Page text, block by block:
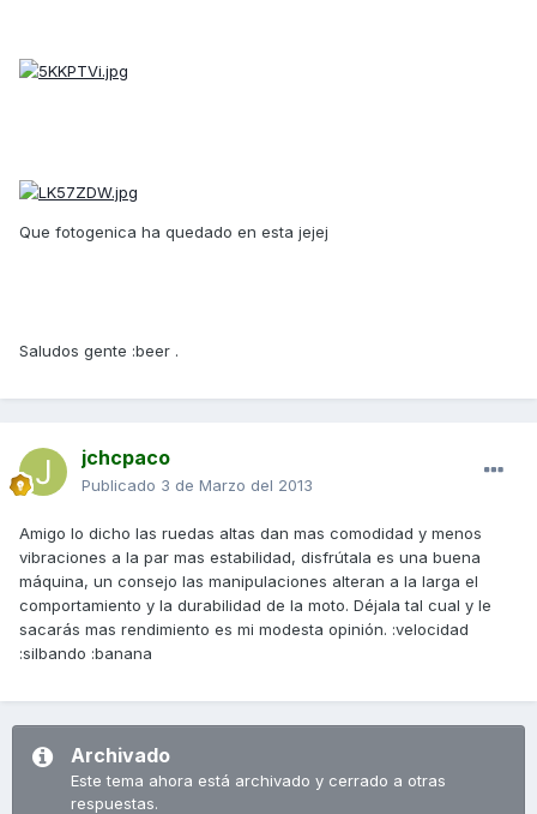
Que fotogenica ha quedado en esta jejej
Saludos gente :beer .
jchcpaco
Publicado 3 de Marzo del 2013
Amigo lo dicho las ruedas altas dan mas comodidad y menos
vibraciones a la par mas estabilidad, disfrútala es una buena
máquina, un consejo las manipulaciones alteran a la larga el
comportamiento y la durabilidad de la moto. Déjala tal cual y le
sacarás mas rendimiento es mi modesta opinión. :velocidad
:silbando :banana
Archivado
Este tema ahora está archivado y cerrado a otras
respuestas.